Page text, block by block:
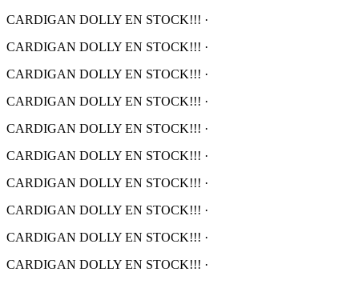
CARDIGAN DOLLY EN STOCK!!! ·
CARDIGAN DOLLY EN STOCK!!! ·
CARDIGAN DOLLY EN STOCK!!! ·
CARDIGAN DOLLY EN STOCK!!! ·
CARDIGAN DOLLY EN STOCK!!! ·
CARDIGAN DOLLY EN STOCK!!! ·
CARDIGAN DOLLY EN STOCK!!! ·
CARDIGAN DOLLY EN STOCK!!! ·
CARDIGAN DOLLY EN STOCK!!! ·
CARDIGAN DOLLY EN STOCK!!! ·